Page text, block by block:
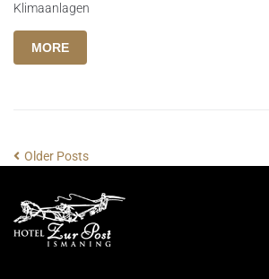
Klimaanlagen
MORE
Older Posts